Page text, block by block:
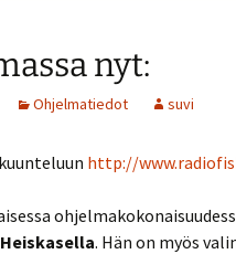
nyt:
Ohjelmatiedot suvi
http://
. Hän on myös